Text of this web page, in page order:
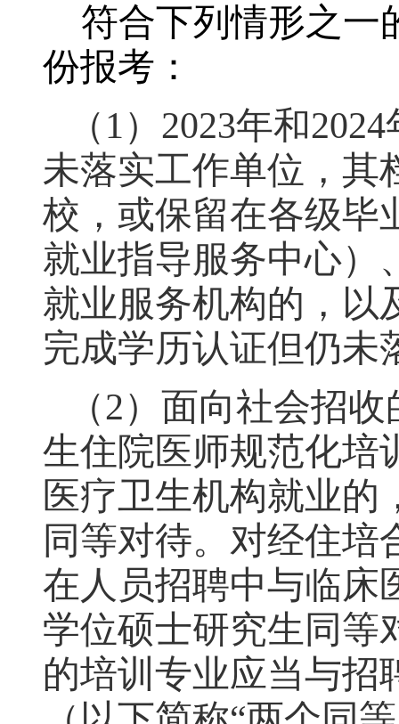
符合下列情形之一
份报考：
（1）2023年和2024
未落实工作单位，其
校，或保留在各级毕
就业指导服务中心）
就业服务机构的，以
完成学历认证但仍未
（2） 面向社会招收
生住院医师规范化培
医疗卫生机构就业的
同等对待。对经住培
在人员招聘中与临床
学位硕士研究生同等
的培训专业应当与招